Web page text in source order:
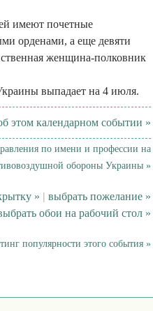
имеют почетные
орденами, а еще девяти
женщина-полковник
выпадает на 4 июля.
этом календарном событии »
по имени и профессии на
обороны Украины »
» | выбрать пожелание »
обои на рабочий стол »
популярности этого события »